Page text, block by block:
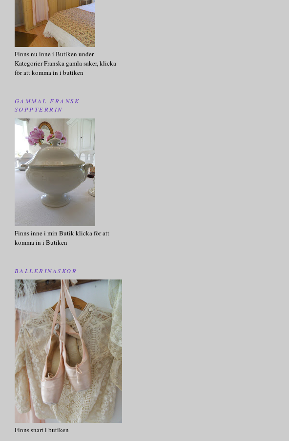
Finns nu inne i Butiken under
Kategorier Franska gamla saker, klicka
för att komma in i butiken
GAMMAL FRANSK
SOPPTERRIN
Finns inne i min Butik klicka för att
komma in i Butiken
BALLERINASKOR
Finns snart i butiken